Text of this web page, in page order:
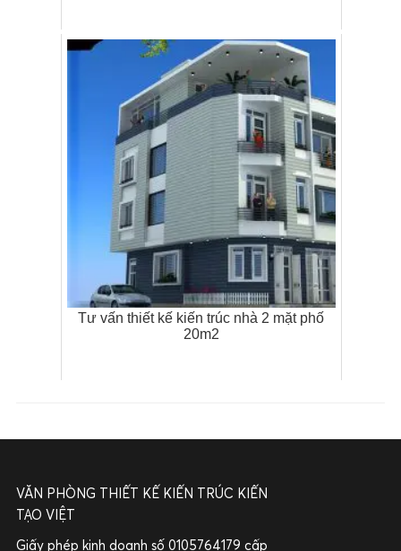
Tư vấn thiết kế kiến trúc nhà 2 mặt phố
20m2
VĂN PHÒNG THIẾT KẾ KIẾN TRÚC KIẾN
TẠO VIỆT
Giấy phép kinh doanh số 0105764179 cấp